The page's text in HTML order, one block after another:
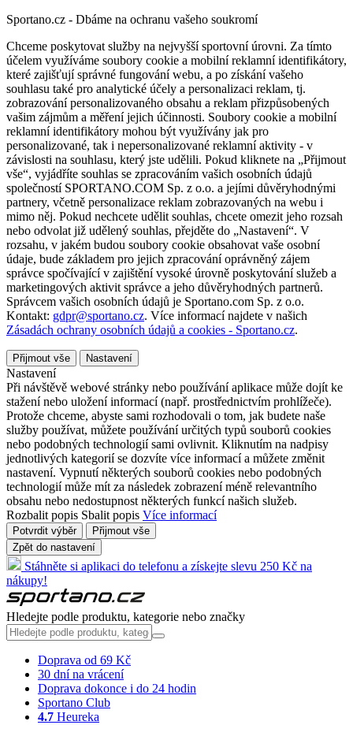
Sportano.cz - Dbáme na ochranu vašeho soukromí
Chceme poskytovat služby na nejvyšší sportovní úrovni. Za tímto
účelem využíváme soubory cookie a mobilní reklamní identifikátory,
které zajišťují správné fungování webu, a po získání vašeho
souhlasu také pro analytické účely a personalizaci reklam, tj.
zobrazování personalizovaného obsahu a reklam přizpůsobených
vašim zájmům a měření jejich účinnosti. Soubory cookie a mobilní
reklamní identifikátory mohou být využívány jak pro
personalizované, tak i nepersonalizované reklamní aktivity - v
závislosti na souhlasu, který jste udělili. Pokud kliknete na „Přijmout
vše“, vyjádříte souhlas se zpracováním vašich osobních údajů
společností SPORTANO.COM Sp. z o.o. a jejími důvěryhodnými
partnery, včetně personalizace reklam zobrazovaných na webu i
mimo něj. Pokud nechcete udělit souhlas, chcete omezit jeho rozsah
nebo odvolat již udělený souhlas, přejděte do „Nastavení“. V
rozsahu, v jakém budou soubory cookie obsahovat vaše osobní
údaje, bude základem pro jejich zpracování oprávněný zájem
správce spočívající v zajištění vysoké úrovně poskytování služeb a
marketingových aktivit správce a jeho důvěryhodných partnerů.
Správcem vašich osobních údajů je Sportano.com Sp. z o.o.
Kontakt: gdpr@sportano.cz. Více informací najdete v našich
Zásadách ochrany osobních údajů a cookies - Sportano.cz.
Přijmout vše Nastavení
Nastavení
Při návštěvě webové stránky nebo používání aplikace může dojít ke
stažení nebo uložení informací (např. prostřednictvím prohlížeče).
Protože chceme, abyste sami rozhodovali o tom, jak budete naše
služby používat, můžete používání určitých typů souborů cookies
nebo podobných technologií sami ovlivnit. Kliknutím na nadpisy
jednotlivých kategorií se dozvíte více informací a můžete změnit
nastavení. Vypnutí některých souborů cookies nebo podobných
technologií může mít za následek zobrazení méně relevantního
obsahu nebo nedostupnost některých funkcí našich služeb.
Rozbalit popis Sbalit popis Více informací
Potvrdit výběr
Přijmout vše
Zpět do nastavení
Stáhněte si aplikaci do telefonu a získejte slevu 250 Kč na
nákupy!
Hledejte podle produktu, kategorie nebo značky
Doprava od 69 Kč
30 dní na vrácení
Doprava dokonce i do 24 hodin
Sportano Club
4.7 Heureka